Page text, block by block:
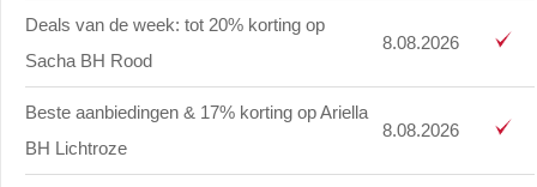
Deals van de week: tot 20% korting op
Sacha BH Rood
8.08.2026
Beste aanbiedingen & 17% korting op Ariella
BH Lichtroze
8.08.2026